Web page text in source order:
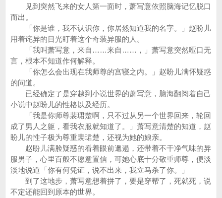
见到突然飞来的女人第一面时，萧写意依照脑海记忆脱口
而出。
「你是谁，我不认识你，你居然知道我的名字。」赵盼儿
用着诧异的目光盯着这个奇装异服的人。
「我叫萧写意，来自……来自……，」萧写意突然哑口无
言，根本不知道作何解释。
「你怎么会出现在我师尊的宫寝之内。」赵盼儿满怀疑惑
的问道。
已经确定了是穿越到小说世界的萧写意，脑海翻阅着自己
小说中赵盼儿的性格以及经历。
「我是你师尊裴珺楚啊，只不过从另一个世界回来，轮回
成了男人之躯，看我衣服就知道了。」萧写意清楚的知道，赵
盼儿的性子极为尊重裴珺楚，还视为她的娘亲。
赵盼儿满脸疑惑的看着眼前邋遢，还带着不干净气味的异
服男子，心里百般不愿意置信，可她心底十分敬重师尊，便淡
淡地说道「你有何凭证，说不出来，我立马杀了你。」
到了这地步，萧写意想着拼了，要是穿帮了，死就死，说
不定还能回到原本的世界。